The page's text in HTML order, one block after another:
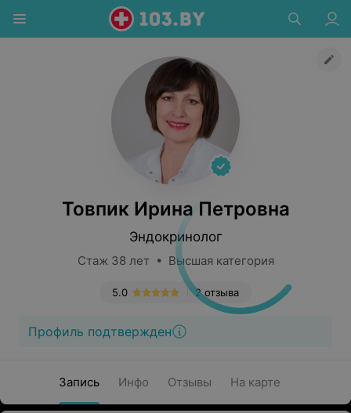
Товпик Ирина Петровна
Эндокринолог
Стаж 38 лет • Высшая категория
2 отзыва
5.0
Профиль подтвержден
Запись Инфо Отзывы На карте